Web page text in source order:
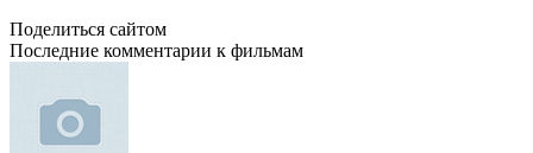
Поделиться сайтом
Последние комментарии к фильмам